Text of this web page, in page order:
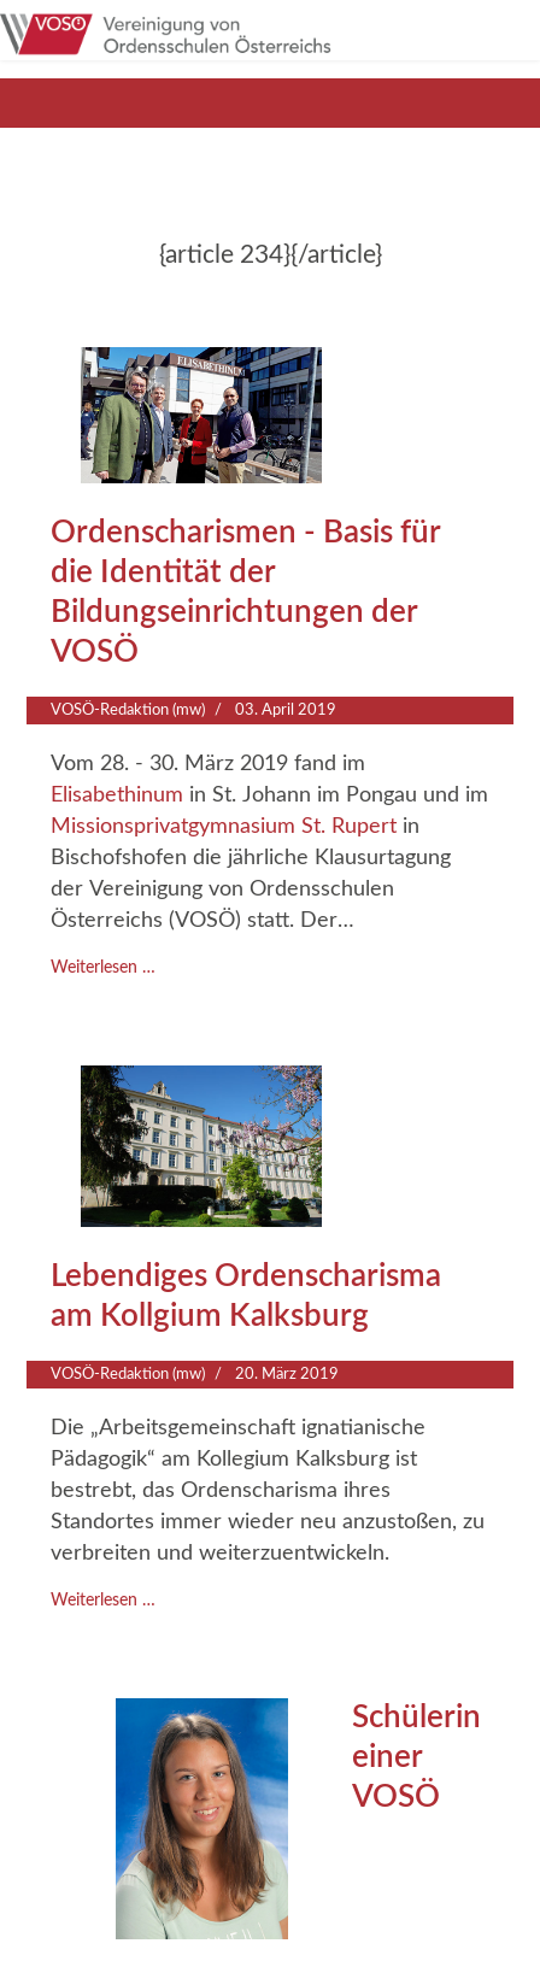
{article 234}{/article}
Ordenscharismen - Basis für
die Identität der
Bildungseinrichtungen der
VOSÖ
VOSÖ-Redaktion (mw) 03. April 2019
Vom 28. - 30. März 2019 fand im
Elisabethinum in St. Johann im Pongau und im
Missionsprivatgymnasium St. Rupert in
Bischofshofen die jährliche Klausurtagung
der Vereinigung von Ordensschulen
Österreichs (VOSÖ) statt. Der
Weiterlesen …
Lebendiges Ordenscharisma
am Kollgium Kalksburg
VOSÖ-Redaktion (mw) 20. März 2019
Die „Arbeitsgemeinschaft ignatianische
Pädagogik“ am Kollegium Kalksburg ist
bestrebt, das Ordenscharisma ihres
Standortes immer wieder neu anzustoßen, zu
verbreiten und weiterzuentwickeln.
Weiterlesen …
Schülerin
einer
VOSÖ